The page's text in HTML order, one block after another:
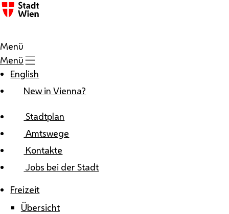
Zum Inhalt
Menü
Menü
English
New in Vienna?
Stadtplan
Amtswege
Kontakte
Jobs bei der Stadt
Freizeit
Übersicht